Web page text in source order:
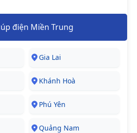
điện Miền Trung
Gia Lai
Khánh Hoà
Phú Yên
Quảng Nam